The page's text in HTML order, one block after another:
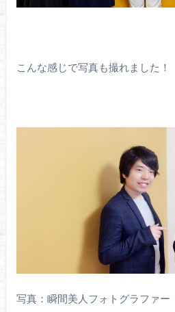
こんな感じで写真も撮れました！
写真：瞬間美人フォトグラファー